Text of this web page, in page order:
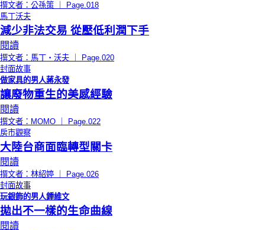
撰文者：公孫策 ｜ Page.018
馬丁沃夫
減少非法交易 從壓低利潤下手
閱讀
撰文者：馬丁‧沃夫 ｜ Page.020
封面故事
做家具的男人蔣永發
讓廢物重生的美感經驗
閱讀
撰文者：ΜΟΜΟ ｜ Page.022
房市觀察
大陸台商面臨轉型關卡
閱讀
撰文者：林紹婷 ｜ Page.026
封面故事
玩銀飾的男人鍾維文
拋出不一樣的生命曲線
閱讀